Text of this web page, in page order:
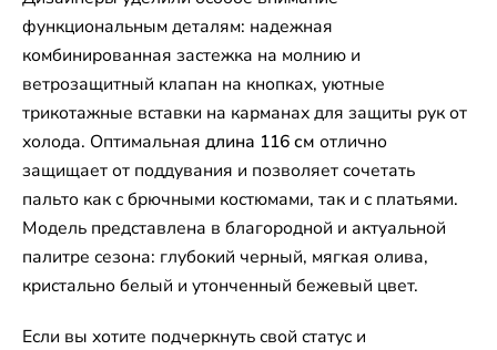
функциональным деталям: надежная
комбинированная застежка на молнию и
ветрозащитный клапан на кнопках, уютные
трикотажные вставки на карманах для защиты рук от
холода. Оптимальная длина 116 см отлично
защищает от поддувания и позволяет сочетать
пальто как с брючными костюмами, так и с платьями.
Модель представлена в благородной и актуальной
палитре сезона: глубокий черный, мягкая олива,
кристально белый и утонченный бежевый цвет.
Если вы хотите подчеркнуть свой статус и